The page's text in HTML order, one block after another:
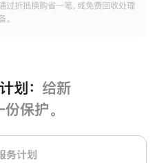
过折抵换购省一笔，或免费回收处理
。
划： 给新
保护。
计‍划